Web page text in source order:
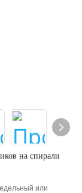
на спирали
или